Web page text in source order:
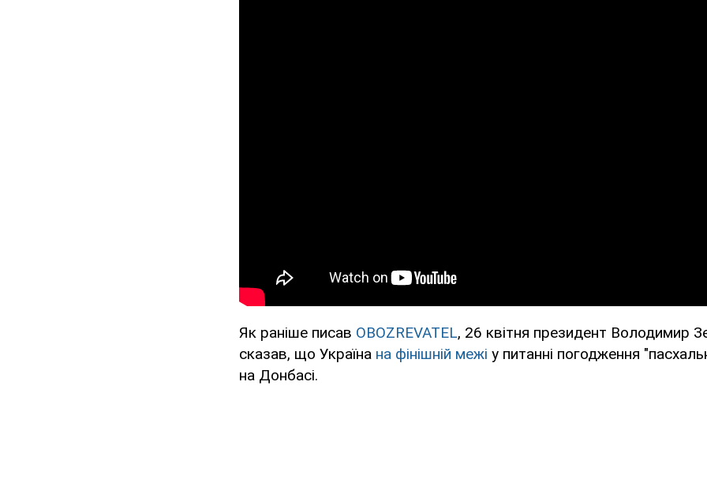
Як раніше писав OBOZREVATEL, 26 квітня президент Володимир
сказав, що Україна на фінішній межі у питанні погодження
на Донбасі.